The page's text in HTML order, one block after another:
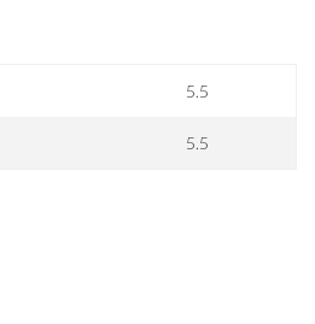
5.5
5.5